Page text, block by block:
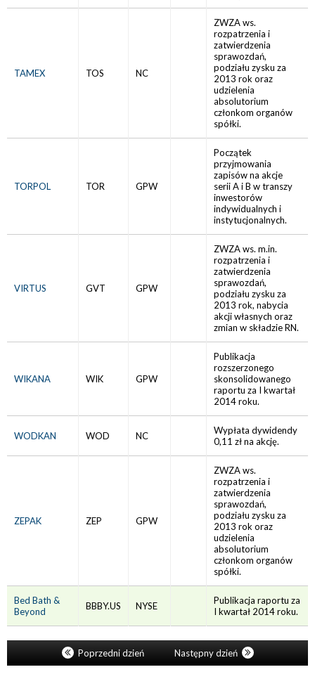
TAMEX TOS NC
ZWZA ws.
rozpatrzenia i
zatwierdzenia
sprawozdań,
podziału zysku za
2013 rok oraz
udzielenia
absolutorium
członkom organów
spółki.
TORPOL TOR GPW
Początek
przyjmowania
zapisów na akcje
serii A i B w transzy
inwestorów
indywidualnych i
instytucjonalnych.
VIRTUS GVT GPW
ZWZA ws. m.in.
rozpatrzenia i
zatwierdzenia
sprawozdań,
podziału zysku za
2013 rok, nabycia
akcji własnych oraz
zmian w składzie RN.
WIKANA WIK GPW
Publikacja
rozszerzonego
skonsolidowanego
raportu za I kwartał
2014 roku.
WODKAN WOD NC
Wypłata dywidendy
0,11 zł na akcję.
ZEPAK ZEP GPW
ZWZA ws.
rozpatrzenia i
zatwierdzenia
sprawozdań,
podziału zysku za
2013 rok oraz
udzielenia
absolutorium
członkom organów
spółki.
Bed Bath &
Beyond
BBBY.US NYSE
Publikacja raportu za
I kwartał 2014 roku.
Poprzedni dzień Następny dzień